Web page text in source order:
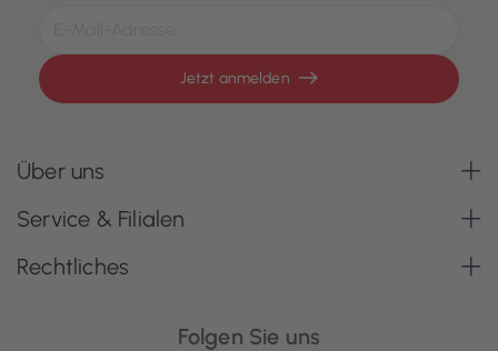
Jetzt anmelden
Über uns
Service & Filialen
Rechtliches
Folgen Sie uns